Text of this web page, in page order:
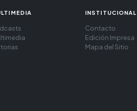
INSTITUCIONAL
Contacto
Edición Impresa
Mapa del Sitio